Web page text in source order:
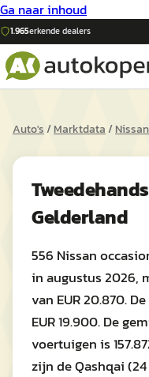
Ga naar inhoud
1.965erkende dealers
Auto's/Marktdata/Nissan
Tweedehands
Gelderland
556 Nissan
in augustus 2026,
van EUR 20.870.
EUR 19.900. De
voertuigen is
zijn de Qashqai